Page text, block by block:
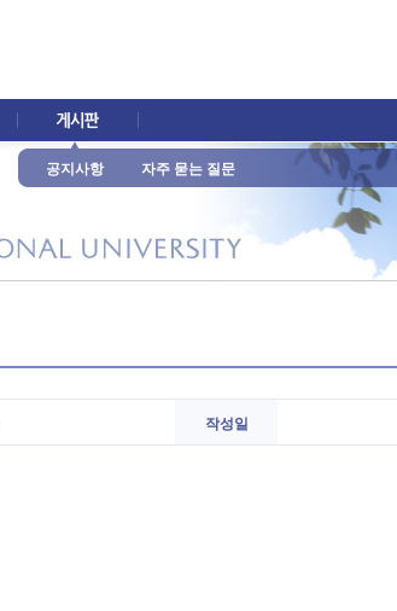
공지사항 자주 묻는 질문
작성일